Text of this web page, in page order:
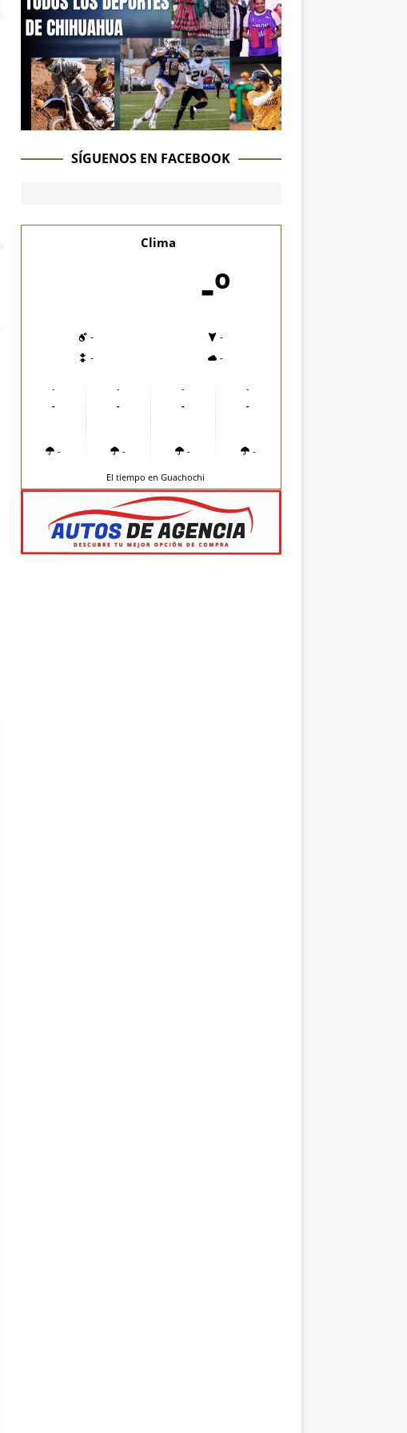
SÍGUENOS EN FACEBOOK
Clima
-º
-
-
-
-
-
-
-
-
-
-
-
-
-
-
-
-
El tiempo en Guachochi